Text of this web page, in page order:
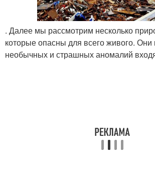
. Далее мы рассмотрим несколько
которые опасны для всего живого. Они
необычных и страшных аномалий